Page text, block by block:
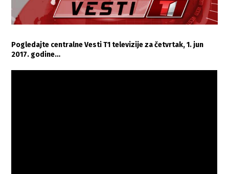
Pogledajte centralne Vesti T1 televizije za četvrtak, 1. jun
2017. godine…